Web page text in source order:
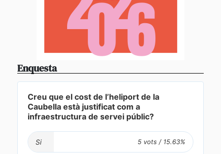
Enquesta
Creu que el cost de l’heliport de la
Caubella està justificat com a
infraestructura de servei públic?
Si